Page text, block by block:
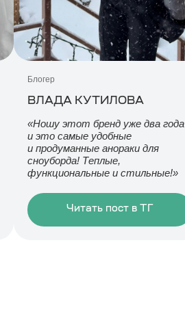
Блогер
ВЛАДА КУТИЛОВА
«Ношу этот бренд уже два года
и это самые удобные
и продуманные анораки для
сноуборда! Теплые,
функциональные и стильные!»
Читать пост в ТГ